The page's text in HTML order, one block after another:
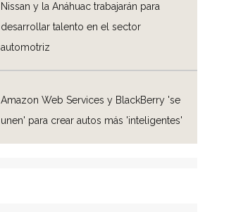
Nissan y la Anáhuac trabajarán para
desarrollar talento en el sector
automotriz
Amazon Web Services y BlackBerry 'se
unen' para crear autos más 'inteligentes'